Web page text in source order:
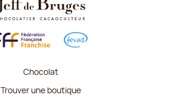
Chocolat
Trouver une boutique